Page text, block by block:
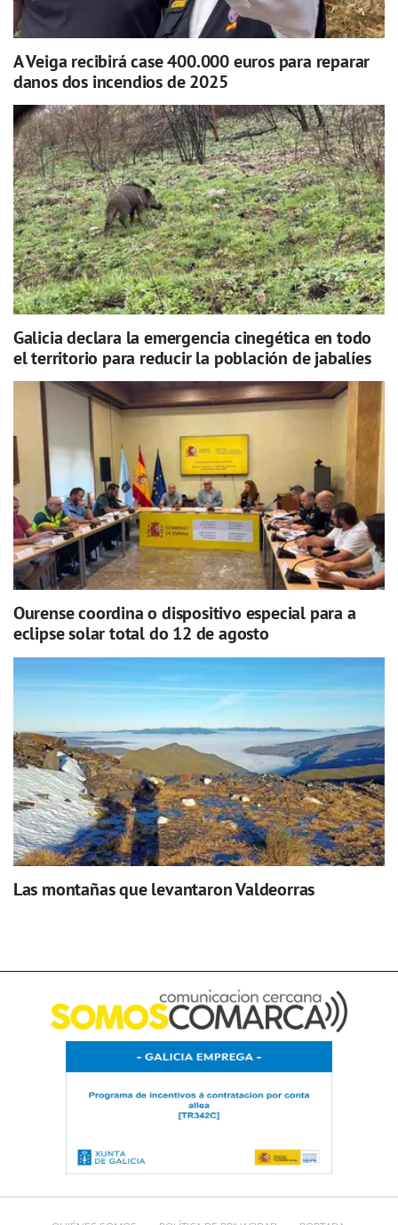
A Veiga recibirá case 400.000 euros para reparar
danos dos incendios de 2025
Galicia declara la emergencia cinegética en todo
el territorio para reducir la población de jabalíes
Ourense coordina o dispositivo especial para a
eclipse solar total do 12 de agosto
Las montañas que levantaron Valdeorras